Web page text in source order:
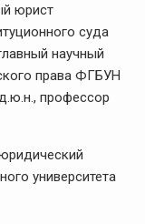
юрист
суда
научный
права ФГБУН
профессор
университета